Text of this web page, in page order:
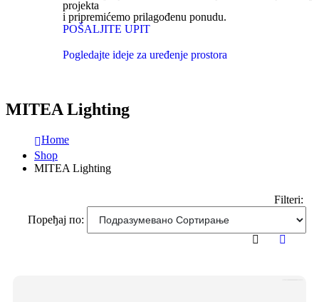
projekta
i pripremićemo prilagođenu ponudu.
POŠALJITE UPIT
Pogledajte ideje za uređenje prostora
MITEA Lighting
Home
Shop
MITEA Lighting
Filteri:
Поређај по: